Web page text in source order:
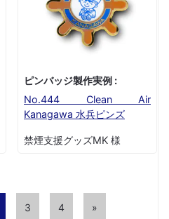
ピンバッジ製作実例 :
No.444 Clean Air
Kanagawa 水兵ピンズ
禁煙支援グッズMK 様
3 4 »